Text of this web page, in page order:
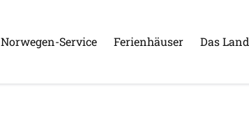
Norwegen-Service Ferienhäuser Das Land